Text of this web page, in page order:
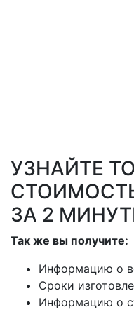
УЗНАЙТЕ
ЗА 2
Так же вы получите:
Информацию о
Сроки
Информацию о